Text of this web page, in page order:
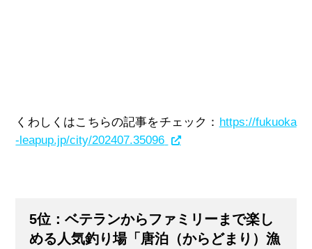
くわしくはこちらの記事をチェック： https://fukuoka
-leapup.jp/city/202407.35096
5位：ベテランからファミリーまで楽し
める人気釣り場「唐泊（からどまり）漁